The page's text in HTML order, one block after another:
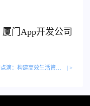
厦门 App开发公司
| >